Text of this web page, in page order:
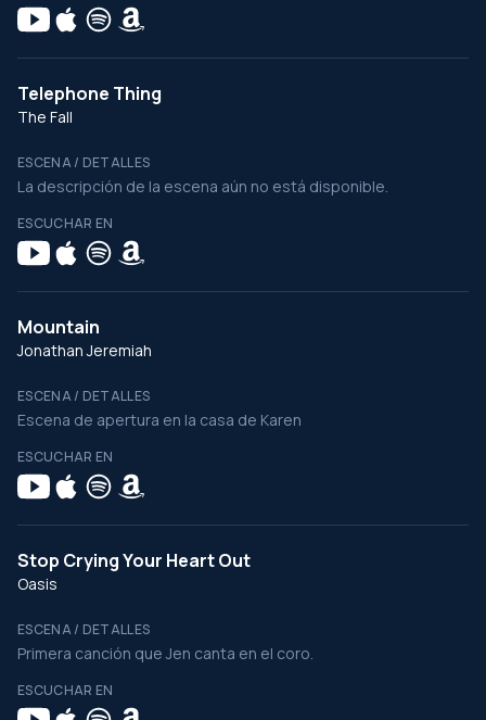
Telephone Thing
The Fall
ESCENA / DETALLES
La descripción de la escena aún no está disponible.
ESCUCHAR EN
Mountain
Jonathan Jeremiah
ESCENA / DETALLES
Escena de apertura en la casa de Karen
ESCUCHAR EN
Stop Crying Your Heart Out
Oasis
ESCENA / DETALLES
Primera canción que Jen canta en el coro.
ESCUCHAR EN